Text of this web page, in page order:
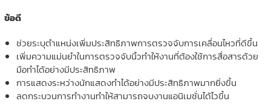
ข้อดี
ช่วยระบุตำแหน่งเพิ่มประสิทธิภาพการตรวจจับการเคลื่อนไหวที่ดีขึ้น
เพิ่มความแม่นยำในการตรวจจับนิ้วทำให้งานที่ต้องใช้การสื่อสารด้วย
มือทำได้อย่างมีประสิทธิภาพ
การแสดงระหว่างนักแสดงทำได้อย่างมีประสิทธิภาพมากยิ่งขึ้น
ลดกระบวนการทำงานทำให้สามารถจบงานแอนิเมชั่นได้ไวขึ้น